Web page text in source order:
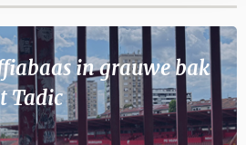
in grauwe bak
Tadic